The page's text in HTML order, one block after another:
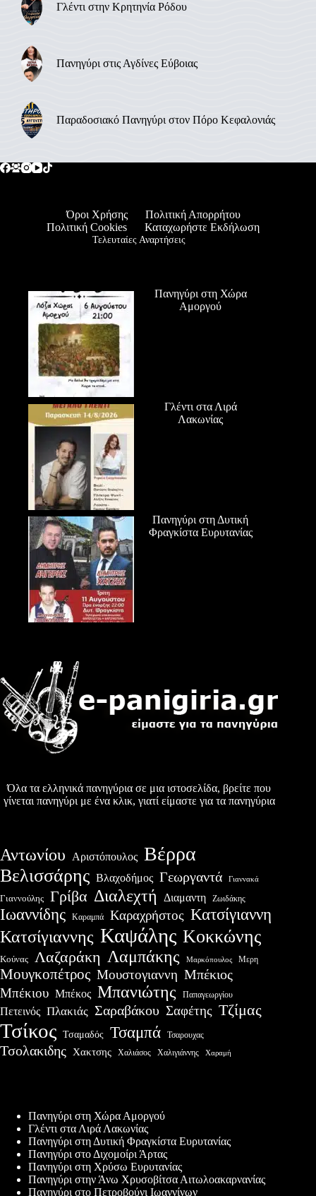
Γλέντι στην Κρητηνία Ρόδου
Πανηγύρι στις Αγδίνες Εύβοιας
Παραδοσιακό Πανηγύρι στον Πόρο Κεφαλονιάς
Όροι Χρήσης
Πολιτική Απορρήτου
Πολιτική Cookies
Καταχωρήστε Εκδήλωση
Τελευταίες Αναρτήσεις
Πανηγύρι στη Χώρα
Αμοργού
Γλέντι στα Λιρά
Λακωνίας
Πανηγύρι στη Δυτική
Φραγκίστα Ευρυτανίας
Όλα τα ελληνικά πανηγύρια σε μια ιστοσελίδα, βρείτε που
γίνεται πανηγύρι με ένα κλικ, γιατί είμαστε για τα πανηγύρια
Αντωνίου Αριστόπουλος Βέρρα
Βελισσάρης Βλαχοδήμος Γεωργαντά Γιαννακά
Γιαννούλης Γρίβα Διαλεχτή Διαμαντη Ζωιδάκης
Ιωαννίδης Καραμπά Καραχρήστος Κατσίγιαννη
Κατσίγιαννης Καψάλης Κοκκώνης
Κούνας Λαζαράκη Λαμπάκης Μαρκόπουλος Μερη
Μουγκοπέτρος Μουστογιαννη Μπέκιος
Μπέκιου Μπέκος Μπανιώτης Παπαγεωργίου
Πετεινός Πλακιάς Σαραβάκου Σαφέτης Τζίμας
Τσίκος Τσαμαδός Τσαμπά Τσαρουχας
Τσολακιδης Χακτσης Χαλιάσος Χαλιγιάννης Χαραμή
Πανηγύρι στη Χώρα Αμοργού
Γλέντι στα Λιρά Λακωνίας
Πανηγύρι στη Δυτική Φραγκίστα Ευρυτανίας
Πανηγύρι στο Διχομοίρι Άρτας
Πανηγύρι στη Χρύσω Ευρυτανίας
Πανηγύρι στην Άνω Χρυσοβίτσα Αιτωλοακαρνανίας
Πανηγύρι στο Πετροβούνι Ιωαννίνων